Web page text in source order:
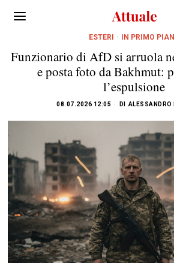
ESTERI · IN PRIMO
Funzionario di AfD si arruola
e posta foto da Bakhmut:
l’espulsione
08.07.2026 12:05 DI ALESSANDRO